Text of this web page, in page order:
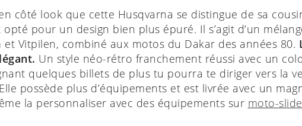
côté look que cette Husqvarna se distingue de sa
pour un design bien plus épuré. Il s’agit d’un
Vitpilen, combiné aux motos du Dakar des années 80.
Un style néo-rétro franchement réussi avec un
quelques billets de plus tu pourra te diriger vers la
possède plus d’équipements et est livrée avec un
la personnaliser avec des équipements sur moto-